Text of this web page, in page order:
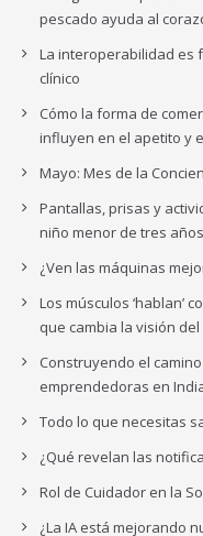
pescado ayuda al
La interoperabilidad es
clínico
Cómo la forma de
influyen en el apetito y
Mayo: Mes de la
Pantallas, prisas y
niño menor de tres años
¿Ven las máquinas
Los músculos ‘hablan’
que cambia la visión del
Construyendo el
emprendedoras en
Todo lo que necesitas
¿Qué revelan las
Rol de Cuidador en la
¿La IA está mejorando